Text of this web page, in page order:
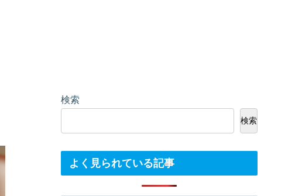
検索
検索
よく見られている記事